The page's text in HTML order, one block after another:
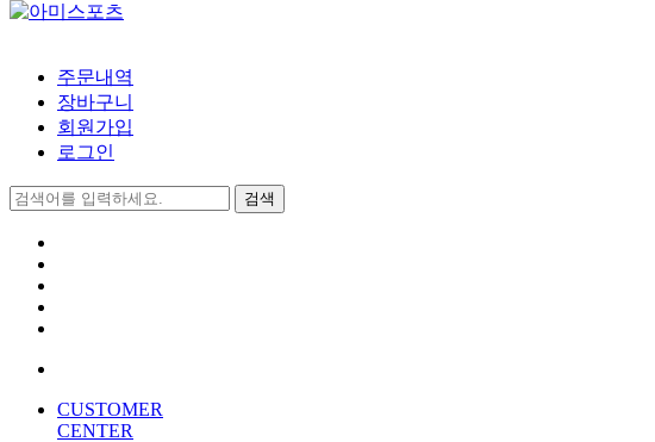
주문내역
장바구니
회원가입
로그인
검색
CUSTOMER
CENTER